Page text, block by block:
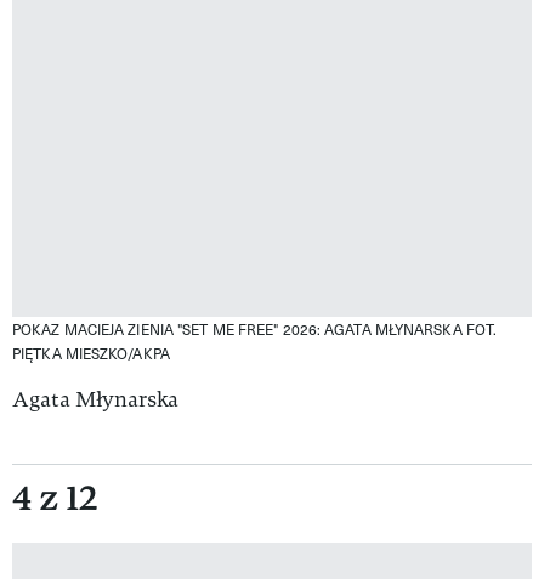
POKAZ MACIEJA ZIENIA "SET ME FREE" 2026: AGATA MŁYNARSKA FOT.
PIĘTKA MIESZKO/AKPA
Agata Młynarska
4 z 12